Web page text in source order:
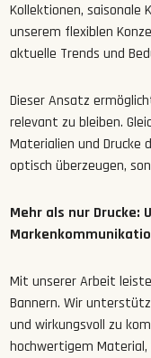
Kollektionen, saisonale
unserem flexiblen
aktuelle Trends und
Dieser Ansatz
relevant zu bleiben.
Materialien und Drucke
optisch überzeugen,
Mehr als nur Drucke:
Mit unserer Arbeit
Bannern. Wir
und wirkungsvoll zu
hochwertigem